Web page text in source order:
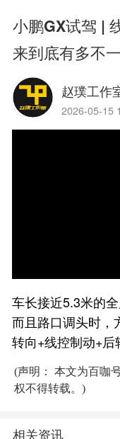
小鹏GX试驾 |
来到底有多不
赵璞工作
2026-05-15
车长接近5.3米的
而且路口调头时，
转向+线控制动+
(声明： 本文为百咖
权不得转载。)
相关资讯